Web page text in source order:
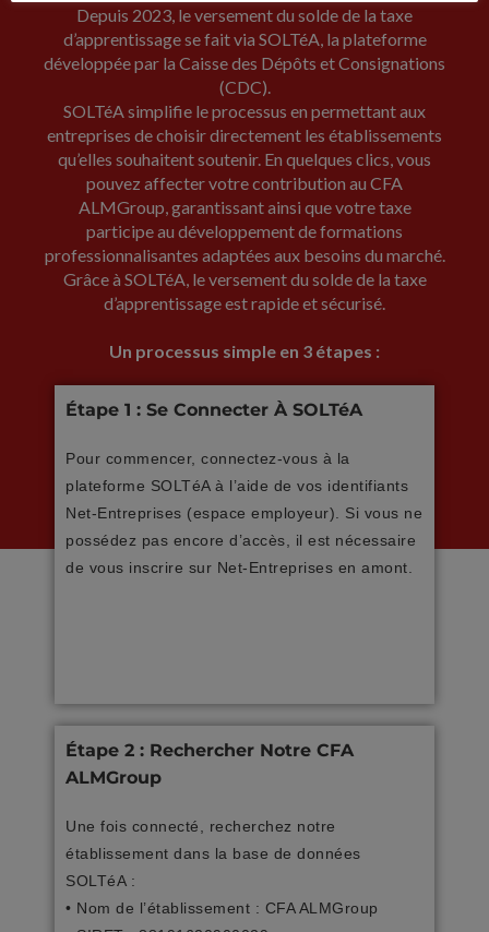
Depuis 2023, le versement du solde de la taxe
d’apprentissage se fait via SOLTéA, la plateforme
développée par la Caisse des Dépôts et Consignations
(CDC).
SOLTéA simplifie le processus en permettant aux
entreprises de choisir directement les établissements
qu’elles souhaitent soutenir. En quelques clics, vous
pouvez affecter votre contribution au CFA
ALMGroup, garantissant ainsi que votre taxe
participe au développement de formations
professionnalisantes adaptées aux besoins du marché.
Grâce à SOLTéA, le versement du solde de la taxe
d’apprentissage est rapide et sécurisé.
Un processus simple en 3 étapes :
Étape 1 : Se Connecter À SOLTéA
Pour commencer, connectez-vous à la
plateforme SOLTéA à l’aide de vos identifiants
Net-Entreprises (espace employeur). Si vous ne
possédez pas encore d’accès, il est nécessaire
de vous inscrire sur Net-Entreprises en amont.
Étape 2 : Rechercher Notre CFA
ALMGroup
Une fois connecté, recherchez notre
établissement dans la base de données
SOLTéA :
• Nom de l’établissement : CFA ALMGroup